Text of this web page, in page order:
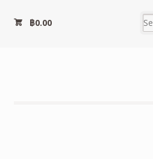
฿0.00